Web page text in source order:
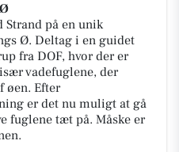
Strand på en unik
Ø. Deltag i en guidet
fra DOF, hvor der er
vadefuglene, der
øen. Efter
er det nu muligt at gå
fuglene tæt på. Måske er